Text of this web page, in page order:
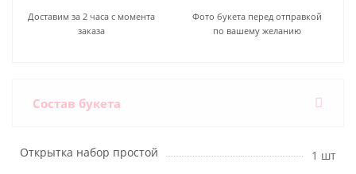
Доставим за 2 часа с момента
заказа
Фото букета перед отправкой
по вашему желанию
Состав букета
Открытка набор простой 1 шт